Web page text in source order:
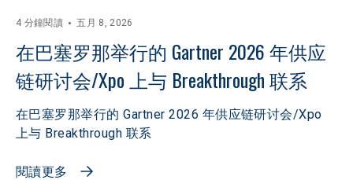
4 分鐘閱讀 五月 8, 2026
在巴塞罗那举行的 Gartner 2026 年供应
链研讨会/Xpo 上与 Breakthrough 联系
在巴塞罗那举行的 Gartner 2026 年供应链研讨会/Xpo
上与 Breakthrough 联系
閱讀更多